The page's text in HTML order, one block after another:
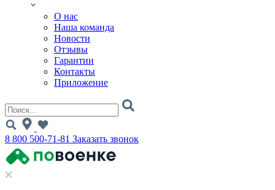
О нас
Наша команда
Новости
Отзывы
Гарантии
Контакты
Приложение
8 800 500-71-81 Заказать звонок